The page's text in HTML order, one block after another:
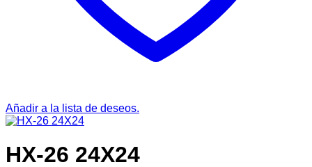
Añadir a la lista de deseos.
HX-26 24X24